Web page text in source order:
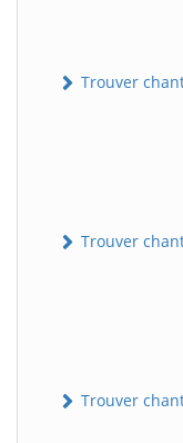
Trouver
Trouver
Trouver